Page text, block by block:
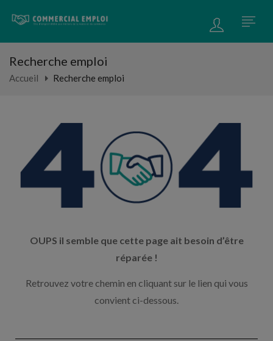
Recherche emploi
Accueil Recherche emploi
OUPS il semble que cette page ait besoin d’être
réparée !
Retrouvez votre chemin en cliquant sur le lien qui vous
convient ci-dessous.